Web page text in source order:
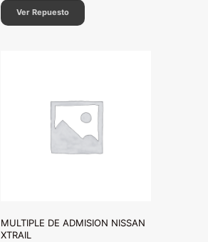
Ver Repuesto
MULTIPLE DE ADMISION NISSAN
XTRAIL